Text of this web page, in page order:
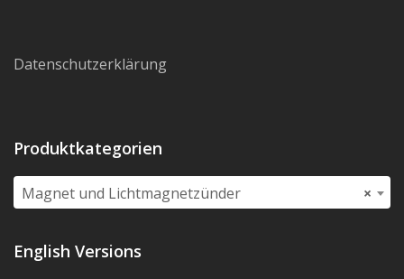
Datenschutzerklärung
Produktkategorien
×
Magnet und Lichtmagnetzünder
English Versions